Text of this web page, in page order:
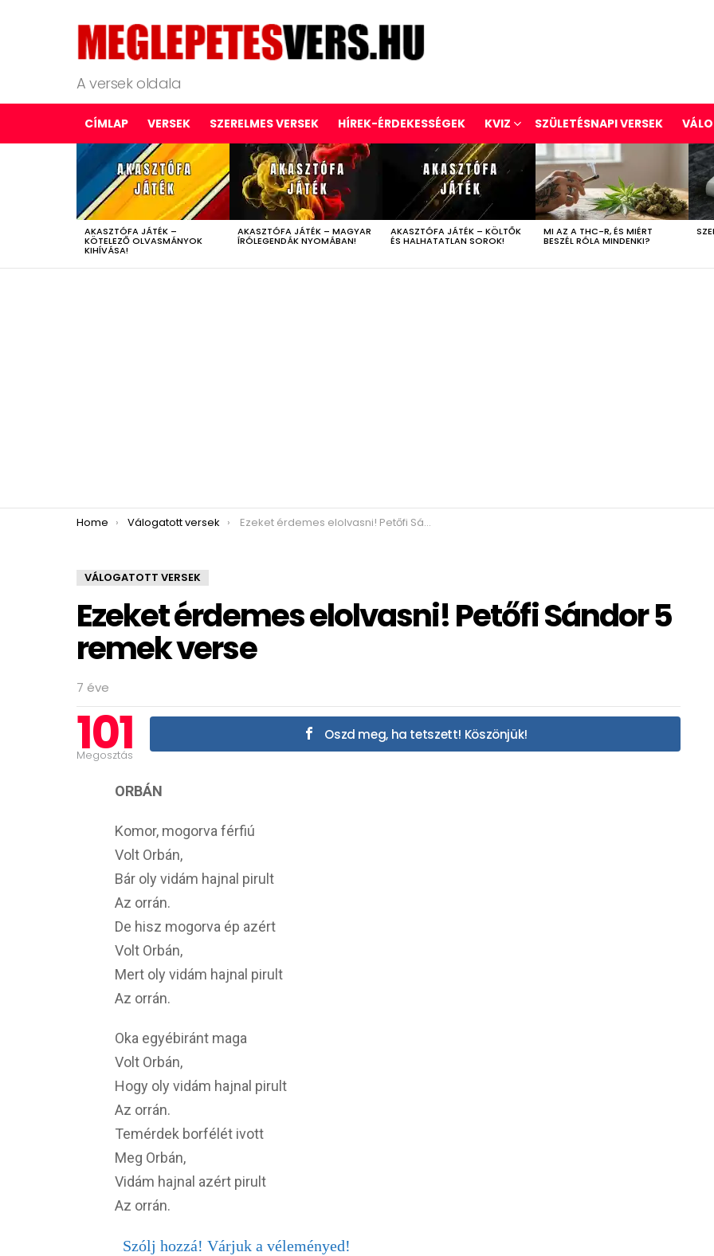
A versek oldala
CÍMLAP VERSEK SZERELMES VERSEK HÍREK-ÉRDEKESSÉGEK KVIZ SZÜLETÉSNAPI VERSEK
LATEST
STORIES
AKASZTÓFA JÁTÉK –
KÖTELEZŐ OLVASMÁNYOK
KIHÍVÁSA!
AKASZTÓFA JÁTÉK – MAGYAR
ÍRÓLEGENDÁK NYOMÁBAN!
AKASZTÓFA JÁTÉK – KÖLTŐK
ÉS HALHATATLAN SOROK!
MI AZ A THC-R, ÉS MIÉRT
BESZÉL RÓLA MINDENKI?
You are here:
Home Válogatott versek Ezeket érdemes elolvasni! Petőfi Sándor 5 remek verse
VÁLOGATOTT VERSEK
Ezeket érdemes elolvasni! Petőfi Sándor 5
remek verse
7 éve
101
Megosztás
Oszd meg, ha tetszett! Köszönjük!
ORBÁN
Komor, mogorva férfiú
Volt Orbán,
Bár oly vidám hajnal pirult
Az orrán.
De hisz mogorva ép azért
Volt Orbán,
Mert oly vidám hajnal pirult
Az orrán.
Oka egyébiránt maga
Volt Orbán,
Hogy oly vidám hajnal pirult
Az orrán.
Temérdek borfélét ivott
Meg Orbán,
Vidám hajnal azért pirult
Az orrán.
Szólj hozzá! Várjuk a véleményed!